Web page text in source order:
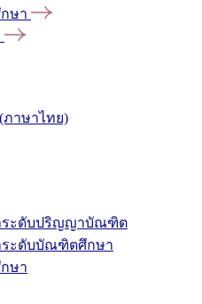
ษา
าษาไทย)
ระดับปริญญาบัณฑิต
ระดับบัณฑิตศึกษา
ษา